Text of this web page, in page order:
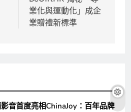
業化與運動化」成企
業贈禮新標準
音首度亮相ChinaJoy：百年品牌